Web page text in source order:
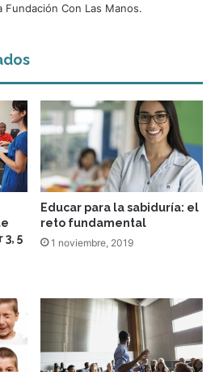
Fundación Con Las Manos.
5
Educar para la sabiduría: el
reto fundamental
1 noviembre, 2019